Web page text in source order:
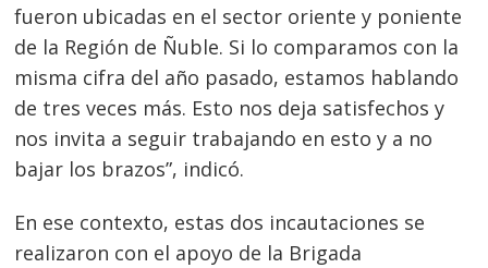
fueron ubicadas en el sector oriente y poniente
de la Región de Ñuble. Si lo comparamos con la
misma cifra del año pasado, estamos hablando
de tres veces más. Esto nos deja satisfechos y
nos invita a seguir trabajando en esto y a no
bajar los brazos”, indicó.
En ese contexto, estas dos incautaciones se
realizaron con el apoyo de la Brigada